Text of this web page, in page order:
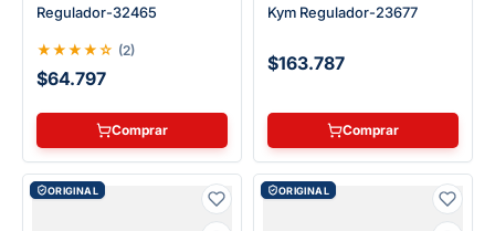
Regulador-32465
★★★★☆ (2)
$64.797
Comprar
Kym Regulador-23677
$163.787
Comprar
ORIGINAL ORIGINAL